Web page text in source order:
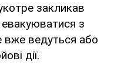
закликав
з
вже ведуться або
дії.